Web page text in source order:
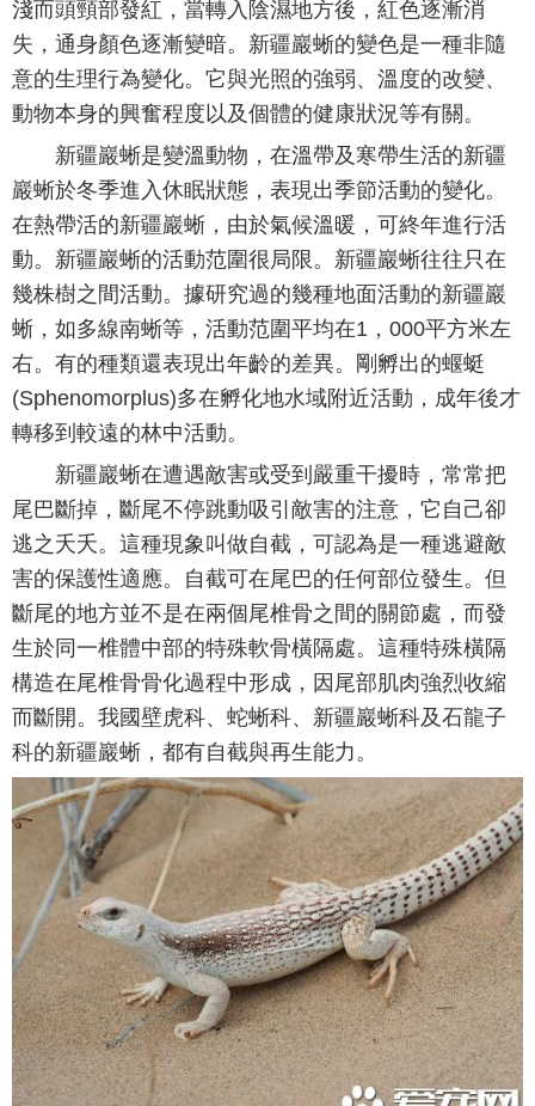
淺而頭頸部發紅，當轉入陰濕地方後，紅色逐漸消
失，通身顏色逐漸變暗。新疆巖蜥的變色是一種非隨
意的生理行為變化。它與光照的強弱、溫度的改變、
動物本身的興奮程度以及個體的健康狀況等有關。
新疆巖蜥是變溫動物，在溫帶及寒帶生活的新疆
巖蜥於冬季進入休眠狀態，表現出季節活動的變化。
在熱帶活的新疆巖蜥，由於氣候溫暖，可終年進行活
動。新疆巖蜥的活動范圍很局限。新疆巖蜥往往只在
幾株樹之間活動。據研究過的幾種地面活動的新疆巖
蜥，如多線南蜥等，活動范圍平均在1，000平方米左
右。有的種類還表現出年齡的差異。剛孵出的蝘蜓
(Sphenomorplus)多在孵化地水域附近活動，成年後才
轉移到較遠的林中活動。
新疆巖蜥在遭遇敵害或受到嚴重干擾時，常常把
尾巴斷掉，斷尾不停跳動吸引敵害的注意，它自己卻
逃之夭夭。這種現象叫做自截，可認為是一種逃避敵
害的保護性適應。自截可在尾巴的任何部位發生。但
斷尾的地方並不是在兩個尾椎骨之間的關節處，而發
生於同一椎體中部的特殊軟骨橫隔處。這種特殊橫隔
構造在尾椎骨骨化過程中形成，因尾部肌肉強烈收縮
而斷開。我國壁虎科、蛇蜥科、新疆巖蜥科及石龍子
科的新疆巖蜥，都有自截與再生能力。